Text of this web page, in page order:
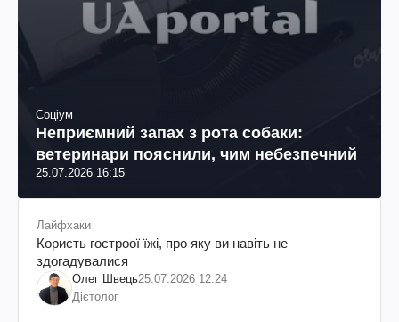
Соціум
Неприємний запах з рота собаки:
ветеринари пояснили, чим небезпечний
25.07.2026 16:15
Лайфхаки
Користь гостроої їжі, про яку ви навіть не
здогадувалися
Олег Швець25.07.2026 12:24
Дієтолог